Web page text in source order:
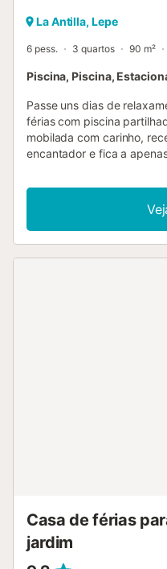
La Antilla, Lepe
6 pess. 3 quartos 90 m²
Piscina, Piscina,
Passe uns dias de
férias com piscina
mobilada com carinho,
encantador e fica a
à mesa de jantar. Após
amplo sofá e conviva
uma noite de jogos. No
refrescante para
Casa de férias
jardim